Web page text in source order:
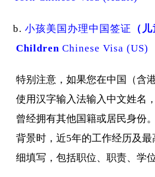
小孩美国办理中国签证 （儿
Children Chinese Visa (US)
特别注意，如果您在中国（含
使用汉字输入法输入中文姓名
曾经拥有其他国籍或居民身份
背景时，近5年的工作经历及
细填写，包括职位、职责、学位